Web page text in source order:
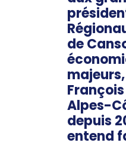
de
Alpes-
depuis
entend